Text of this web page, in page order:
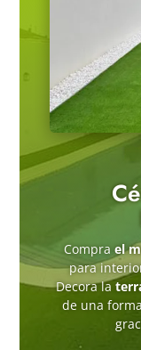
Compra el
para
Decora la
de una